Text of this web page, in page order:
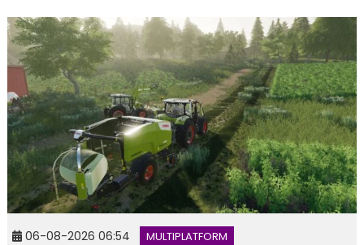
06-08-2026 06:54 MULTIPLATFORM